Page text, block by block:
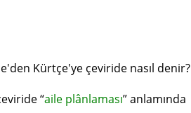
Kürtçe'ye çeviride nasıl denir?
“aile plânlaması” anlamında